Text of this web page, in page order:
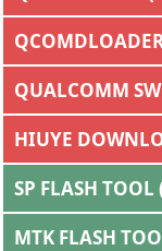
QUALCOMM
HIUYE
SP FLASH
MTK FLASH